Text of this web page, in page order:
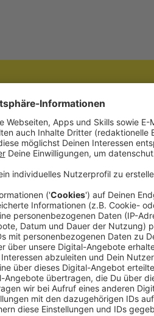
zuerst aufAstronomischer